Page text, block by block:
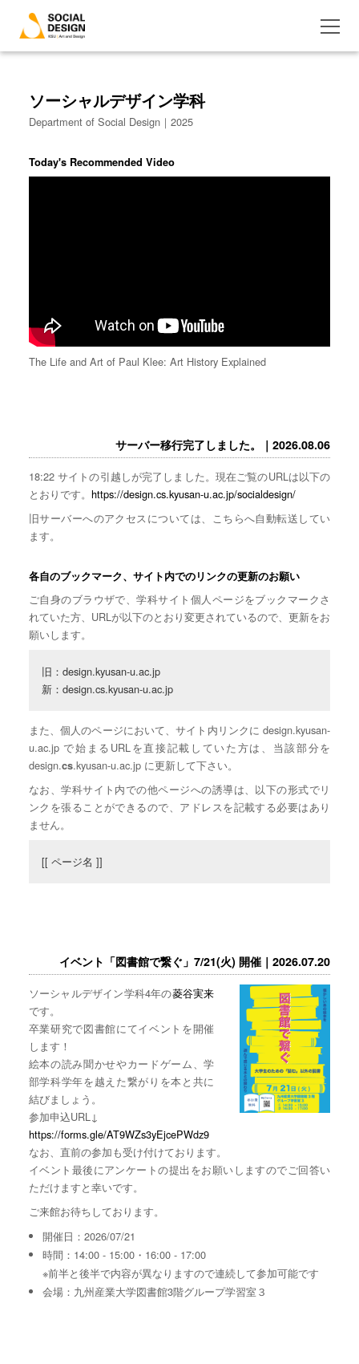
ソーシャルデザイン学科
Department of Social Design｜2025
Today's Recommended Video
The Life and Art of Paul Klee: Art History Explained
サーバー移行完了しました。｜2026.08.06
18:22 サイトの引越しが完了しました。現在ご覧のURLは以下の
とおりです。 https://design.cs.kyusan-u.ac.jp/socialdesign/
旧サーバーへのアクセスについては、こちらへ自動転送してい
ます。
各自のブックマーク、サイト内でのリンクの更新のお願い
ご自身のブラウザで、学科サイト個人ページをブックマークさ
れていた方、URLが以下のとおり変更されているので、更新をお
願いします。
旧：design.kyusan-u.ac.jp
新：design.cs.kyusan-u.ac.jp
また、個人のページにおいて、サイト内リンクに design.kyusan-
u.ac.jp で始まるURLを直接記載していた方は、当該部分を
design.cs.kyusan-u.ac.jp に更新して下さい。
なお、学科サイト内での他ページへの誘導は、以下の形式でリ
ンクを張ることができるので、アドレスを記載する必要はあり
ません。
[[ ページ名 ]]
イベント「図書館で繋ぐ」7/21(火) 開催｜2026.07.20
ソーシャルデザイン学科4年の菱谷実来
です。
卒業研究で図書館にてイベントを開催
します！
絵本の読み聞かせやカードゲーム、学
部学科学年を越えた繋がりを本と共に
結びましょう。
参加申込URL↓
https://forms.gle/AT9WZs3yEjcePWdz9
なお、直前の参加も受け付けております。
イベント最後にアンケートの提出をお願いしますのでご回答い
ただけますと幸いです。
ご来館お待ちしております。
開催日：2026/07/21
時間：14:00 - 15:00・16:00 - 17:00
※前半と後半で内容が異なりますので連続して参加可能です
会場：九州産業大学図書館3階グループ学習室３